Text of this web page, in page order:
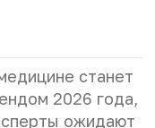
станет
2026 года,
ожидают